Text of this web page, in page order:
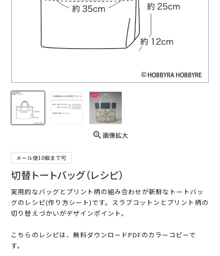
画像拡大
メール便10個まで可
切替トートバッグ（レシピ）
実用的なバッグとプリント柄の組み合わせが新鮮なトートバッ
グのレシピ(作り方シート)です。スラブコットンとプリント柄の
切り替えづかいがデザインポイント。
こちらのレシピは、無料ダウンロードPDFのカラーコピーで
す。